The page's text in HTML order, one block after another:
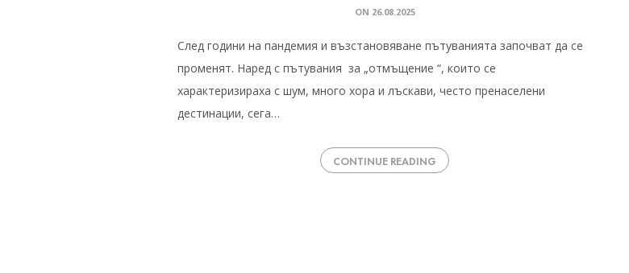
ON 26.08.2025
След години на пандемия и възстановяване пътуванията започват да се
променят. Наред с пътувания за „отмъщение “, които се
характеризираха с шум, много хора и лъскави, често пренаселени
дестинации, сега…
CONTINUE READING